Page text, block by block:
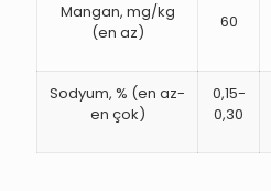
Mangan, mg/kg
(en az)
60
Sodyum, % (en az-
en çok)
0,15-
0,30